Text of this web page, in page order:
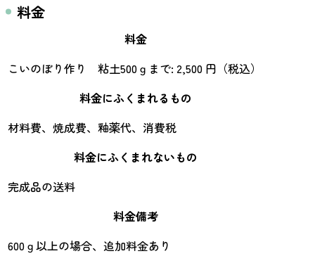
料金
料金
こいのぼり作り 粘土500ｇまで: 2,500 円（税込）
料金にふくまれるもの
材料費、焼成費、釉薬代、消費税
料金にふくまれないもの
完成品の送料
料金備考
600ｇ以上の場合、追加料金あり